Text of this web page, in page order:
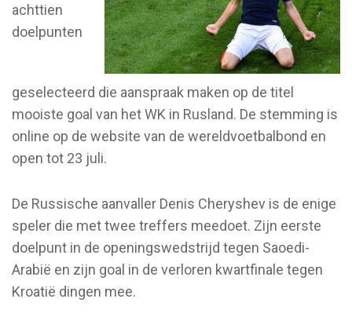
achttien
doelpunten
geselecteerd die aanspraak maken op de titel
mooiste goal van het WK in Rusland. De stemming is
online op de website van de wereldvoetbalbond en
open tot 23 juli.
De Russische aanvaller Denis Cheryshev is de enige
speler die met twee treffers meedoet. Zijn eerste
doelpunt in de openingswedstrijd tegen Saoedi-
Arabië en zijn goal in de verloren kwartfinale tegen
Kroatië dingen mee.